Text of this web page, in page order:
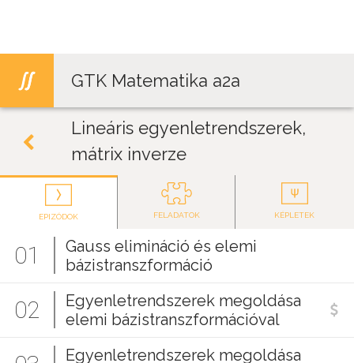
GTK Matematika a2a
Lineáris egyenletrendszerek,
mátrix inverze
EPIZÓDOK FELADATOK KÉPLETEK
01
Gauss elimináció és elemi
bázistranszformáció
02
Egyenletrendszerek megoldása
elemi bázistranszformációval
Egyenletrendszerek megoldása